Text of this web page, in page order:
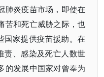
肺炎疫苗市场，即使在
苦和死亡威胁之际，也
国家提供疫苗援助。在
责、感染及死亡人数世
的发展中国家对曾奉为